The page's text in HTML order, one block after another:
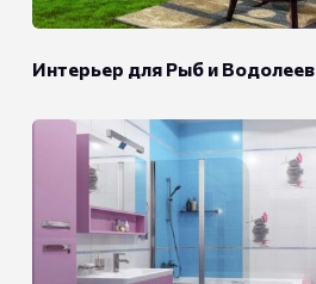
Интерьер для Рыб и Водолеев